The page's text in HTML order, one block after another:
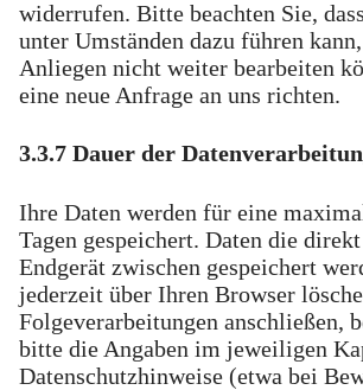
widerrufen. Bitte beachten Sie,
unter Umständen dazu führen
Anliegen nicht weiter bearbeiten
eine neue Anfrage an uns richten.
3.3.7 Dauer der
Ihre Daten werden für eine
Tagen gespeichert. Daten die
Endgerät zwischen gespeichert
jederzeit über Ihren Browser
Folgeverarbeitungen anschließen,
bitte die Angaben im jeweiligen
Datenschutzhinweise (etwa bei